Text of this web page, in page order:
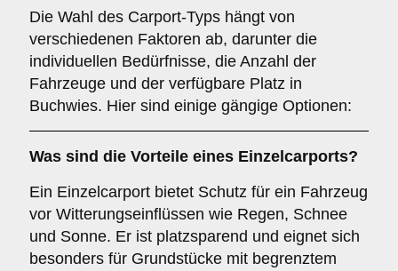
Die Wahl des Carport-Typs hängt von
verschiedenen Faktoren ab, darunter die
individuellen Bedürfnisse, die Anzahl der
Fahrzeuge und der verfügbare Platz in
Buchwies. Hier sind einige gängige Optionen:
Was sind die Vorteile eines Einzelcarports?
Ein Einzelcarport bietet Schutz für ein Fahrzeug
vor Witterungseinflüssen wie Regen, Schnee
und Sonne. Er ist platzsparend und eignet sich
besonders für Grundstücke mit begrenztem